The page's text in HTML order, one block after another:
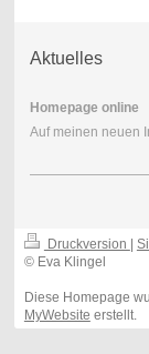
Aktuelles
Homepage online
Auf meinen neuen
Druckversion
© Eva Klingel
Diese Homepage
MyWebsite erstellt.